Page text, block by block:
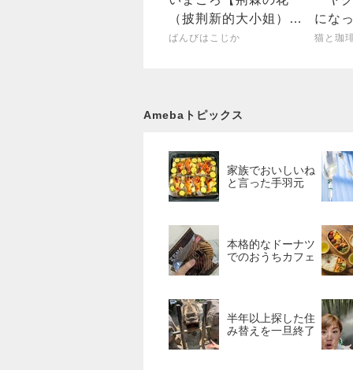
（披荆新的大小姐）】
視聴開始 〜ジャミって
ばんびはこじか
にな
猫と珈
Amebaトピックス
家族でおいしいね
と言った手羽元
本格的なドーナツ
でのおうちカフェ
半年以上探した住
み替えを一旦終了